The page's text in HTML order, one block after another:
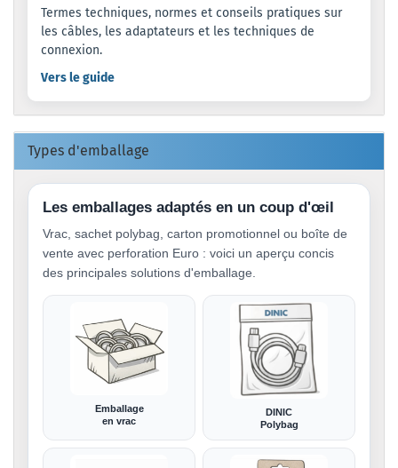
Termes techniques, normes et conseils pratiques sur
les câbles, les adaptateurs et les techniques de
connexion.
Vers le guide
Types d'emballage
Les emballages adaptés en un coup d'œil
Vrac, sachet polybag, carton promotionnel ou boîte de
vente avec perforation Euro : voici un aperçu concis
des principales solutions d'emballage.
Emballage
en vrac
DINIC
Polybag